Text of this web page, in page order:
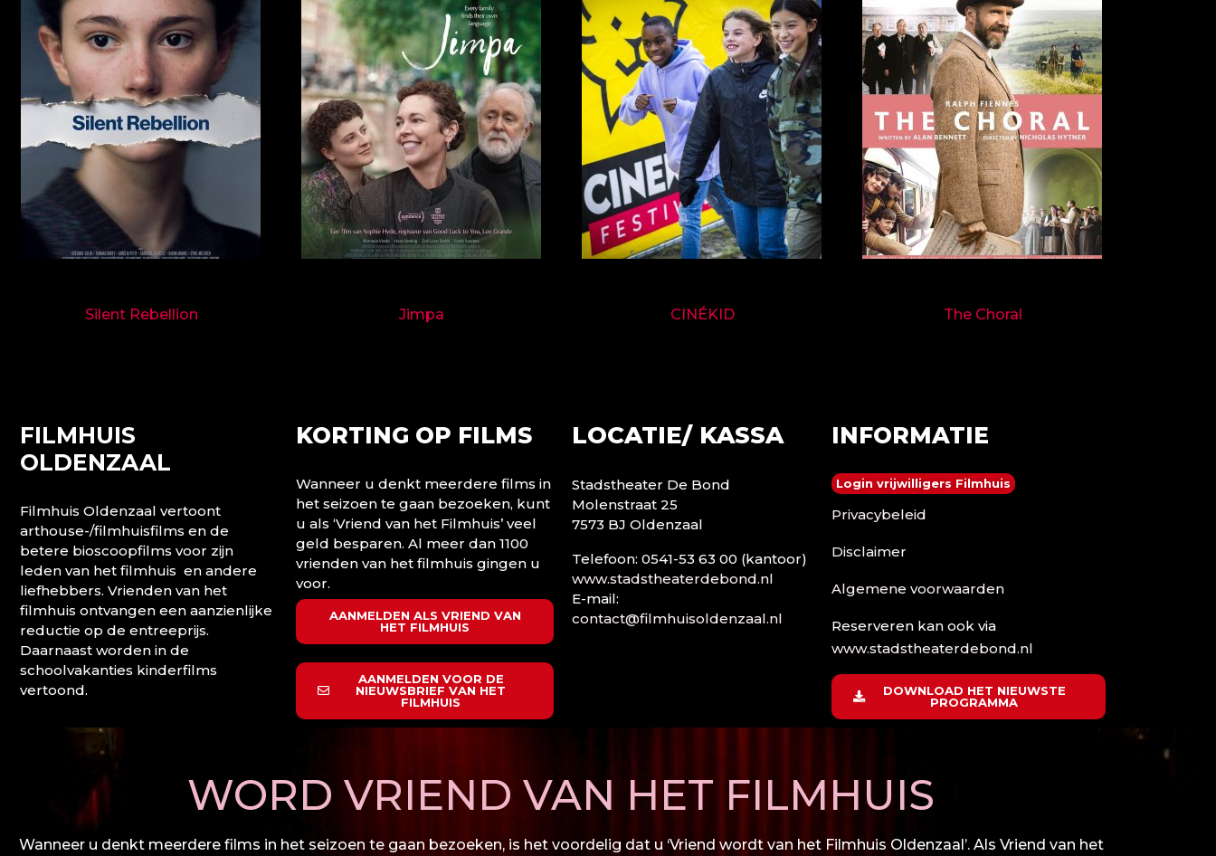
Silent Rebellion Jimpa CINÉKID The Choral
FILMHUIS
OLDENZAAL
Filmhuis Oldenzaal vertoont
arthouse-/filmhuisfilms en de
betere bioscoopfilms voor zijn
leden van het filmhuis en andere
liefhebbers. Vrienden van het
filmhuis ontvangen een aanzienlijke
reductie op de entreeprijs.
Daarnaast worden in de
schoolvakanties kinderfilms
vertoond.
KORTING OP FILMS
Wanneer u denkt meerdere films in
het seizoen te gaan bezoeken, kunt
u als ‘Vriend van het Filmhuis’ veel
geld besparen. Al meer dan 1100
vrienden van het filmhuis gingen u
voor.
AANMELDEN ALS VRIEND VAN
HET FILMHUIS
AANMELDEN VOOR DE
NIEUWSBRIEF VAN HET
FILMHUIS
WORD VRIEND VAN HET FILMHUIS
Wanneer u denkt meerdere films in het seizoen te gaan bezoeken, is het voordelig dat u ‘Vriend wordt van het Filmhuis Oldenzaal’. Als Vriend van het
LOCATIE/ KASSA
Stadstheater De Bond
Molenstraat 25
7573 BJ Oldenzaal
Telefoon: 0541-53 63 00 (kantoor)
www.stadstheaterdebond.nl
E-mail:
contact@filmhuisoldenzaal.nl
INFORMATIE
Login vrijwilligers Filmhuis
Privacybeleid
Disclaimer
Algemene voorwaarden
Reserveren kan ook via
www.stadstheaterdebond.nl
DOWNLOAD HET NIEUWSTE
PROGRAMMA